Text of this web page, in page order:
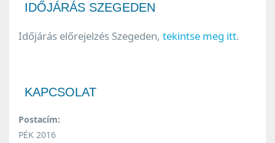
IDŐJÁRÁS SZEGEDEN
Időjárás előrejelzés Szegeden, tekintse meg itt.
KAPCSOLAT
Postacím:
PÉK 2016